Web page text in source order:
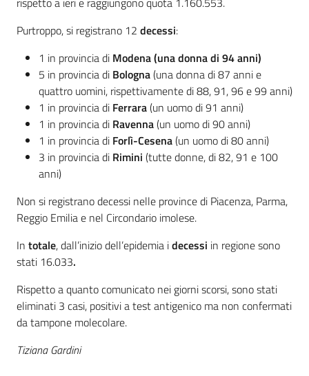
Purtroppo, si registrano 12 decessi:
1 in provincia di Modena (una donna di 94 anni)
5 in provincia di Bologna(una donna di 87 anni e
quattro uomini, rispettivamente di 88, 91, 96 e 99 anni)
1 in provincia di Ferrara(un uomo di 91 anni)
1 in provincia di Ravenna(un uomo di 90 anni)
1 in provincia di Forlì-Cesena(un uomo di 80 anni)
3 in provincia di Rimini (tutte donne, di 82, 91 e 100
anni)
Non si registrano decessi nelle province di Piacenza, Parma,
Reggio Emilia e nel Circondario imolese.
In totale, dall’inizio dell’epidemia idecessi in regione sono
stati 16.033.
Rispetto a quanto comunicato nei giorni scorsi, sono stati
eliminati 3 casi, positivi a test antigenico ma non confermati
da tampone molecolare.
Tiziana Gardini